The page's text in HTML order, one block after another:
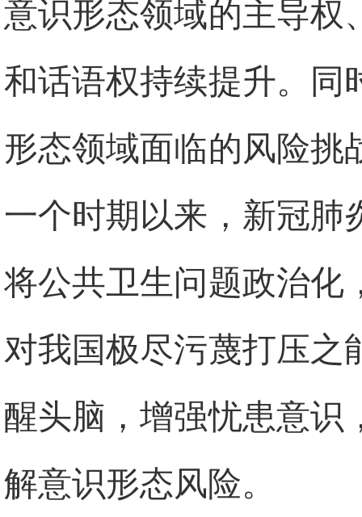
意识形态领域的主导权
和话语权持续提升。同
形态领域面临的风险挑
一个时期以来，新冠肺
将公共卫生问题政治化
对我国极尽污蔑打压之
醒头脑，增强忧患意识
解意识形态风险。